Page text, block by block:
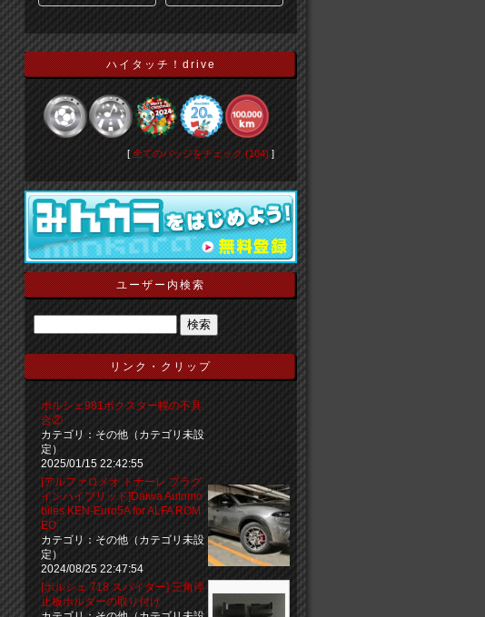
ハイタッチ！drive
[ 全てのバッジをチェック (104) ]
ユーザー内検索
リンク・クリップ
ポルシェ981ボクスター幌の不具
合②
カテゴリ：その他（カテゴリ未設
定）
2025/01/15 22:42:55
[アルファロメオ トナーレ プラグ
インハイブリッド]Daiwa Automo
biles KEN-Euro5A for ALFA ROM
EO
カテゴリ：その他（カテゴリ未設
定）
2024/08/25 22:47:54
[ポルシェ 718 スパイダー] 三角停
止板ホルダーの取り付け